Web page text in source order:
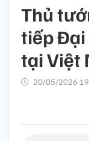
Thủ
tiếp Đại
tại Việt
20/05/2026